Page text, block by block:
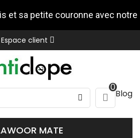
et sa petite couronne avec notre
partenaire Stuart
Espace client
0
Blog
MATE